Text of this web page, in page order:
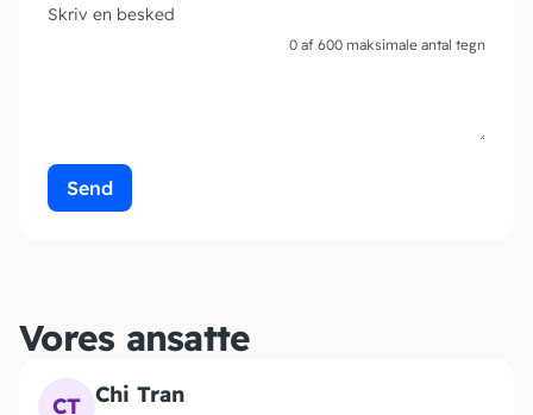
Skriv en besked
0 af 600 maksimale antal tegn
Vores ansatte
CT Chi Tran